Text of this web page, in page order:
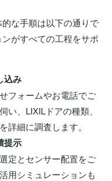
な手順は以下の通りで
がすべての工程をサポ
込み
フォームやお電話でご
い、LIXILドアの種類、
詳細に調査します。
提示
定とセンサー配置をご
用シミュレーションも